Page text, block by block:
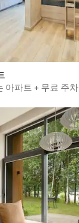
아파트 + 무료 주차